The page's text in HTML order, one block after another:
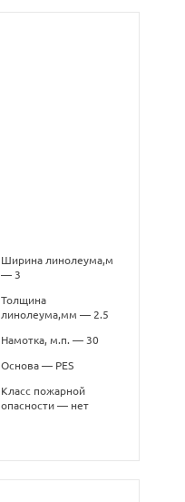
Ширина линолеума,м
— 3
Толщина
линолеума,мм — 2.5
Намотка, м.п. — 30
Основа — PES
Класс пожарной
опасности — нет